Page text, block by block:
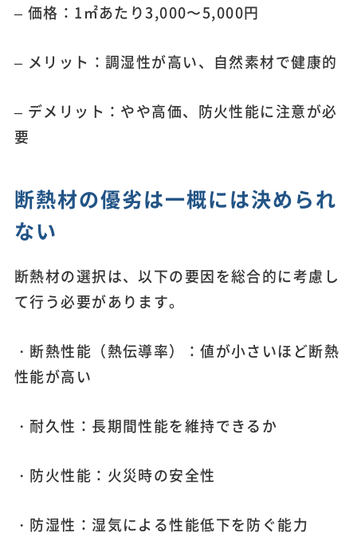
– 価格：1㎡あたり3,000〜5,000円
– メリット：調湿性が高い、自然素材で健康的
– デメリット：やや高価、防火性能に注意が必
要
断熱材の優劣は一概には決められ
ない
断熱材の選択は、以下の要因を総合的に考慮し
て行う必要があります。
・断熱性能（熱伝導率）：値が小さいほど断熱
性能が高い
・耐久性：長期間性能を維持できるか
・防火性能：火災時の安全性
・防湿性：湿気による性能低下を防ぐ能力